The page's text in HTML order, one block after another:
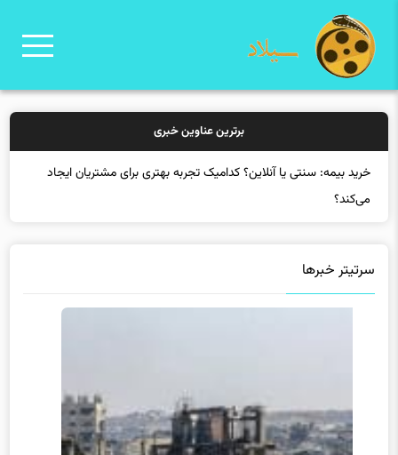
برترین عناوین خبری
خرید بیمه: سنتی یا آنلاین؟ کدامیک تجربه بهتری برای مشتریان ایجاد
می‌کند؟
سرتیتر خبرها